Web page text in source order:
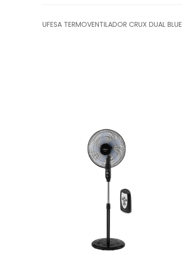
UFESA TERMOVENTILADOR CRUX DUAL BLUE